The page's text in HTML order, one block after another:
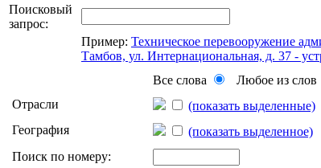
Поисковый
запрос:
Пример: Техническое перевооружение
Тамбов, ул. Интернациональная, д. 37 -
Все слова
Любое из слов
Отрасли
(показать выделенные)
География
(показать выделенное)
Поиск по номеру: